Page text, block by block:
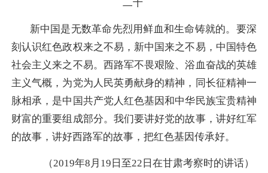
二十
新中国是无数革命先烈用鲜血和生命铸就的。要深
刻认识红色政权来之不易，新中国来之不易，中国特色
社会主义来之不易。西路军不畏艰险、浴血奋战的英雄
主义气概，为党为人民英勇献身的精神，同长征精神一
脉相承，是中国共产党人红色基因和中华民族宝贵精神
财富的重要组成部分。我们要讲好党的故事，讲好红军
的故事，讲好西路军的故事，把红色基因传承好。
（2019年8月19日至22日在甘肃考察时的讲话）